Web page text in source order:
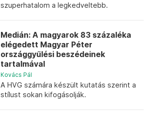
szuperhatalom a legkedveltebb.
Medián: A magyarok 83 százaléka
elégedett Magyar Péter
országgyűlési beszédeinek
tartalmával
Kovács Pál
A HVG számára készült kutatás szerint a
stílust sokan kifogásolják.